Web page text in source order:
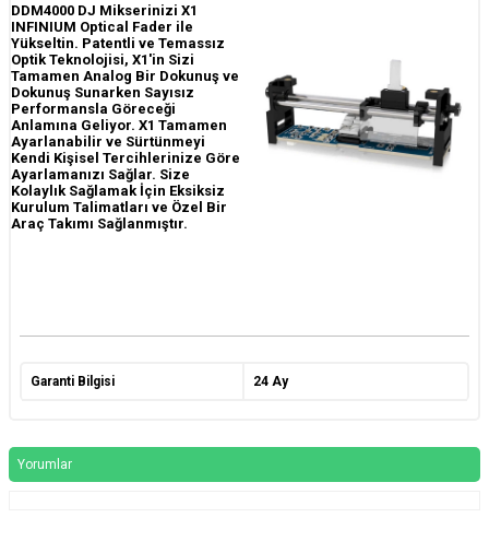
DDM4000 DJ Mikserinizi X1
INFINIUM Optical Fader ile
Yükseltin. Patentli ve Temassız
Optik Teknolojisi, X1'in Sizi
Tamamen Analog Bir Dokunuş ve
Dokunuş Sunarken Sayısız
Performansla Göreceği
Anlamına Geliyor. X1 Tamamen
Ayarlanabilir ve Sürtünmeyi
Kendi Kişisel Tercihlerinize Göre
Ayarlamanızı Sağlar. Size
Kolaylık Sağlamak İçin Eksiksiz
Kurulum Talimatları ve Özel Bir
Araç Takımı Sağlanmıştır.
Garanti Bilgisi 24 Ay
Yorumlar